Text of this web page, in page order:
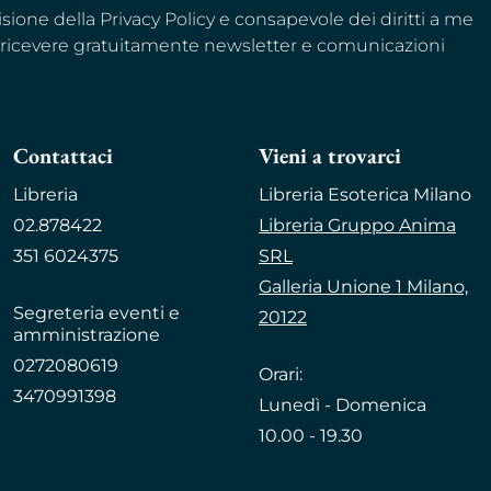
della Privacy Policy e consapevole dei diritti a me
gratuitamente newsletter e comunicazioni
Contattaci
Libreria
02.878422
351 6024375
Segreteria eventi e
amministrazione
0272080619
3470991398
Vieni a trovarci
Libreria Esoterica Milano
Libreria Gruppo Anima
SRL
Galleria Unione 1 Milano,
20122
Orari:
Lunedì - Domenica
10.00 - 19.30